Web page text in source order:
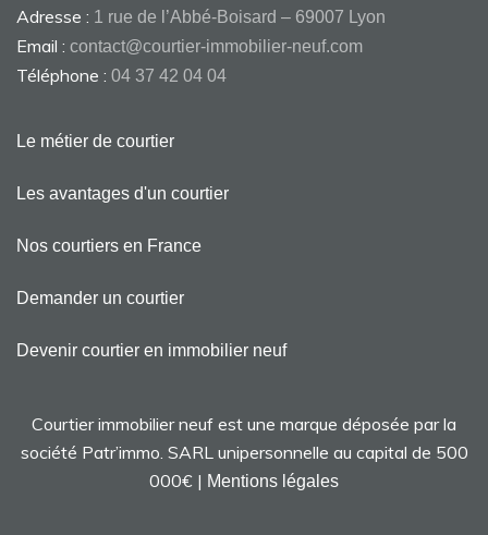
Adresse : 1 rue de l’Abbé-Boisard – 69007 Lyon
Email : contact@courtier-immobilier-neuf.com
Téléphone : 04 37 42 04 04
Le métier de courtier
Les avantages d'un courtier
Nos courtiers en France
Demander un courtier
Devenir courtier en immobilier neuf
Courtier immobilier neuf est une marque déposée par la
société Patr’immo. SARL unipersonnelle au capital de 500
000€ | Mentions légales